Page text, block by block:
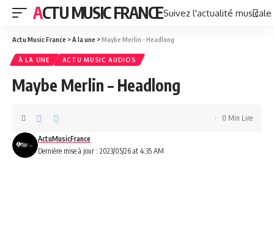
ACTU MUSIC FRANCESuivez l'actualité
Actu Music France >À la une >Maybe Merlin – Headlong
À LA UNE ACTU MUSIC AUDIOS
Maybe Merlin – Headlong
Dernière mise à jour : 2023/05/26 at 4:35 AM
ActuMusicFrance
0 Min Lire